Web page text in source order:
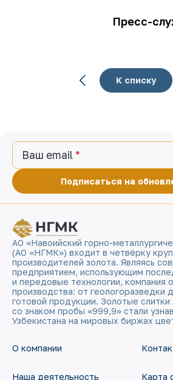
Пресс-
К списку
Ваш email
Подписаться на
АО «Навоийский горно-
(АО «НГМК») входит в четвёрку
производителей золота. Являясь
предприятием, использующим
и передовые технологии, компания
производства: от геологоразведки
готовой продукции. Золотые
со знаком пробы «999,9» стали
Узбекистана на мировых биржах
О компании
Наша деятельность Карта